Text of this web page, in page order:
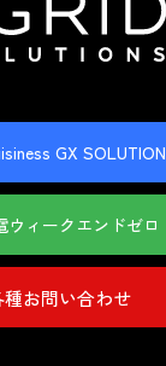
GX SOLUTION
ウィークエンドゼロ
種お問い合わせ